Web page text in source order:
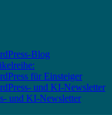
Blog
für Einsteiger
und KI-Newsletter
und KI-Newsletter